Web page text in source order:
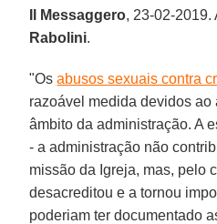
Il Messaggero, 23-02-2019.
Rabolini.
"Osabusos sexuais contra
razoável medida devidos ao
âmbito da administração. A
- a administração não
missão da Igreja, mas, pelo
desacreditou e a tornou
poderiam ter documentado